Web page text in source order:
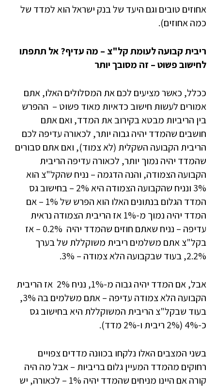
אחוזים טובים וגם היעד של בנק ישראל הוא למדד של
כמה אחוזים).
ריבית קבועה לעומת קל"צ – מה עדיף? אל תתפתו
לחישוב פשוט – זה מסובך יותר
ככלל, כאשר מציעים לכם את המסלולים האלו, אתם
אמורים לעשות חישוב כדאיות מאוד פשוט – ההפרש
בין הריביות מבטא בקירוב את המדד, ואם אתם
חושבים שהמדד יהיה גבוה יותר, לכאורה עדיפה לכם
הריבית הקבועה השקלית (לא צמוד), ואם אתם סבורים
שהמדד יהיה נמוך יותר, לכאורה עדיפה הריבית
הקבועה הצמודה, והנה הדגמה – נניח שהקל"צ הוא
3% ונניח שהקבועה הצמודה היא 2% – בחישוב גס
המדד הגלום בנתונים האלו הוא הפרש של 1% – אם
המדד יהיה נמוך מ-1% אז הריבית הצמודה נראית
עדיפה – נניח שאתם חוזים שהמדד יהיה 0.2% – אז
בקל"צ אתם משלמים ריבית משוקללת של בערך
2.2%, בעוד שבקבועה הלא צמודה – 3%.
אבל, אם המדד יהיה גבוה מ-1%, נניח 2% אז הריבית
הקבועה הלא צמודה עדיפה – אתם משלמים בה 3%,
בעוד שבקל"צ הריבית המשוקללת היא בחישוב גס
כ-4% (2% ריבית ו-2% מדד).
בשני המצבים האלו נלקחו בכוונה מדדים צפויים
רחוקים מהמדד המעיין גלום בריביות – אבל מה היה
קורה אם היינו מניחים שהמדד יהיה 1% – לכאורה, יש